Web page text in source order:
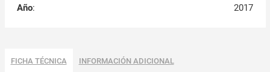
Año: 2017
FICHA TÉCNICA INFORMACIÓN ADICIONAL